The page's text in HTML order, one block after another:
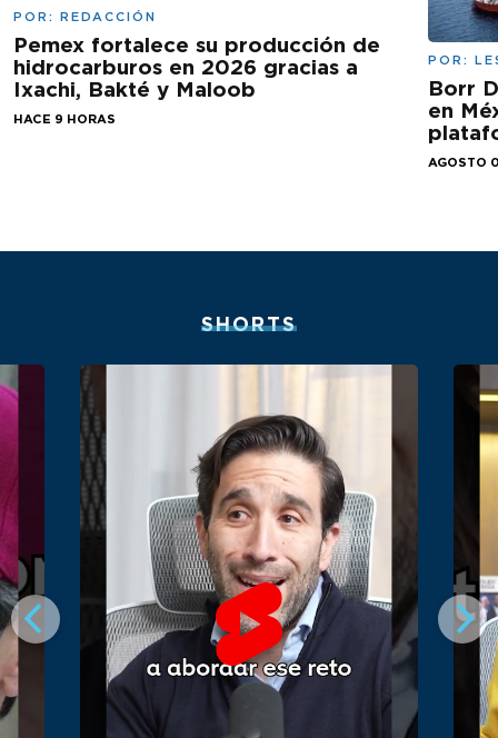
POR: REDACCIÓN
Pemex fortalece su producción de
hidrocarburos en 2026 gracias a
Ixachi, Bakté y Maloob
HACE 9 HORAS
POR:
Borr
en
AGOSTO
SHORTS